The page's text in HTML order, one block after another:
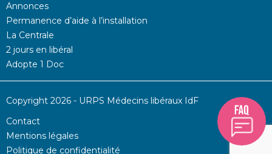
Annonces
Permanence d’aide à l’installation
La Centrale
2 jours en libéral
Adopte 1 Doc
Copyright 2026 - URPS Médecins libéraux IdF
Contact
Mentions légales
Politique de confidentialité